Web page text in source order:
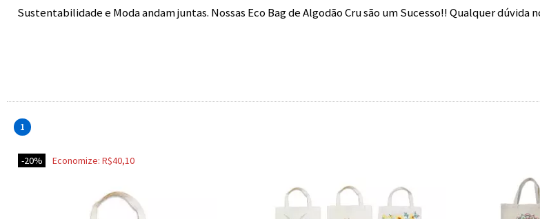
Sustentabilidade e Moda andam juntas. Nossas Eco Bag de Algodão Cru são um Sucesso!! Qualquer dúvida
1
Economize: R$40,10
20%